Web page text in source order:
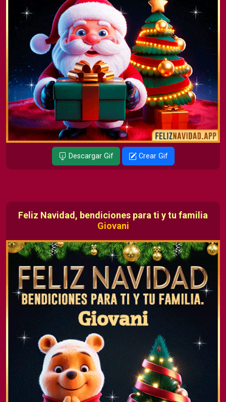
Descargar Gif Crear Gif
Feliz Navidad, bendiciones para ti y tu familia
Giovani